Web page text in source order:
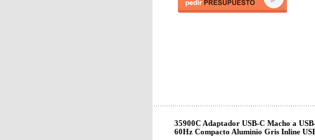
35900C Adaptador USB-C Macho a
60Hz Compacto Aluminio Gris Inline